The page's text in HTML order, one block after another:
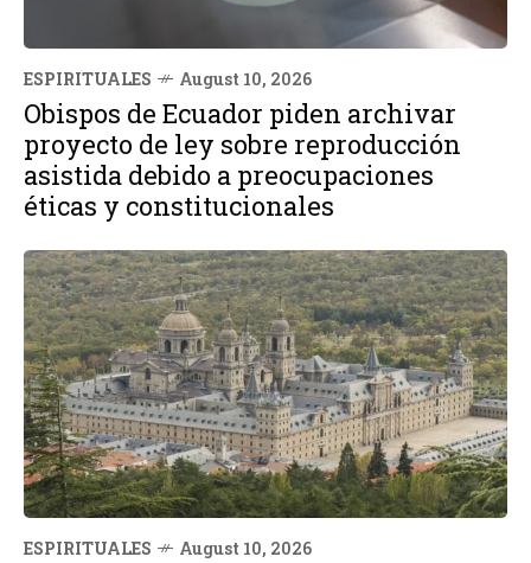
ESPIRITUALES August 10, 2026
Obispos de Ecuador piden archivar
proyecto de ley sobre reproducción
asistida debido a preocupaciones
éticas y constitucionales
ESPIRITUALES August 10, 2026